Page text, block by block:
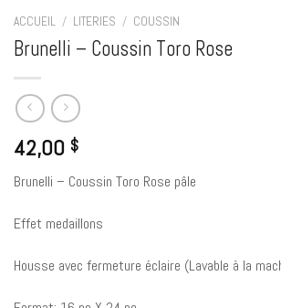
ACCUEIL / LITERIES / COUSSIN
Brunelli – Coussin Toro Rose
42,00 $
Brunelli – Coussin Toro Rose pâle
Effet medaillons
Housse avec fermeture éclaire (Lavable à la